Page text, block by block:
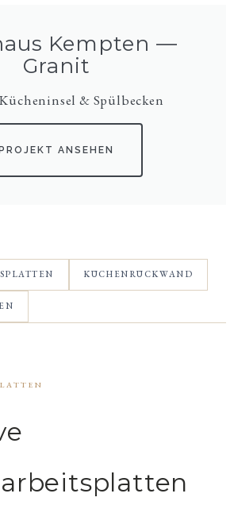
Kempten —
Granit
& Spülbecken
ANSEHEN
KÜCHENRÜCKWAND